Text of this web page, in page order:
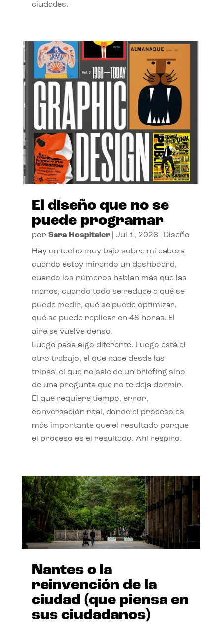
ciudades.
El diseño que no se
puede programar
por Sara Hospitaler| Jul 1, 2026 Diseño
Hay un techo muy bajo sobre mi cabeza
cuando estoy mirando un dashboard,
cuando los números hablan más que las
manos, cuando todo se reduce a qué se
puede medir, qué se puede optimizar,
qué se puede replicar en 48 horas. El
aire se vuelve denso.
Luego pasa algo diferente. Luego está el
otro trabajo, el que nace desde las
tripas, el que no sale de un briefing sino
de una pregunta que no te deja dormir.
El que requiere tiempo, error,
conversación real, donde el proceso es
más importante que el resultado porque
el proceso es el resultado. Ahí respiro.
Nantes o la
reinvención de la
ciudad (que piensa en
sus ciudadanos)